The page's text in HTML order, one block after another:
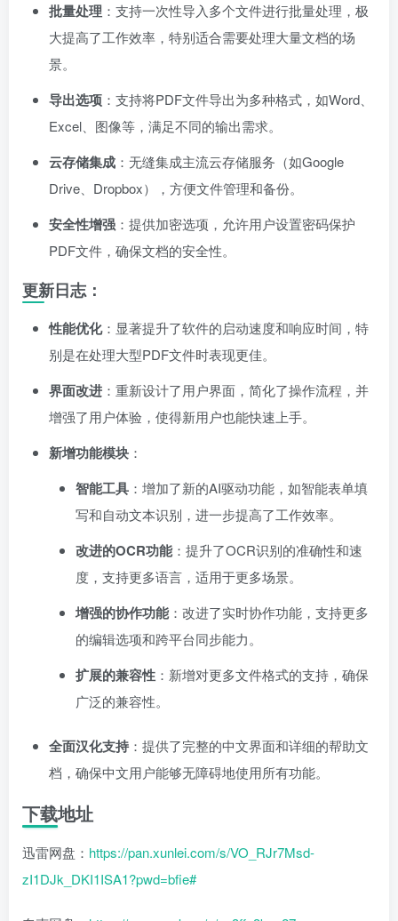
批量处理 ：支持一次性导入多个文件进行批量处理，极
大提高了工作效率，特别适合需要处理大量文档的场
景。
导出选项 ：支持将PDF文件导出为多种格式，如Word、
Excel、图像等，满足不同的输出需求。
云存储集成 ：无缝集成主流云存储服务（如Google
Drive、Dropbox），方便文件管理和备份。
安全性增强 ：提供加密选项，允许用户设置密码保护
PDF文件，确保文档的安全性。
更新日志：
性能优化：显著提升了软件的启动速度和响应时间，特
别是在处理大型PDF文件时表现更佳。
界面改进 ：重新设计了用户界面，简化了操作流程，并
增强了用户体验，使得新用户也能快速上手。
新增功能模块 ：
智能工具 ：增加了新的AI驱动功能，如智能表单填
写和自动文本识别，进一步提高了工作效率。
改进的OCR功能：提升了OCR识别的准确性和速
度，支持更多语言，适用于更多场景。
增强的协作功能：改进了实时协作功能，支持更多
的编辑选项和跨平台同步能力。
扩展的兼容性 ：新增对更多文件格式的支持，确保
广泛的兼容性。
全面汉化支持：提供了完整的中文界面和详细的帮助文
档，确保中文用户能够无障碍地使用所有功能。
下载地址
迅雷网盘： https://pan.xunlei.com/s/VO_RJr7Msd-
zI1DJk_DKI1ISA1?pwd=bfie#